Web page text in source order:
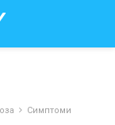
Симптоми